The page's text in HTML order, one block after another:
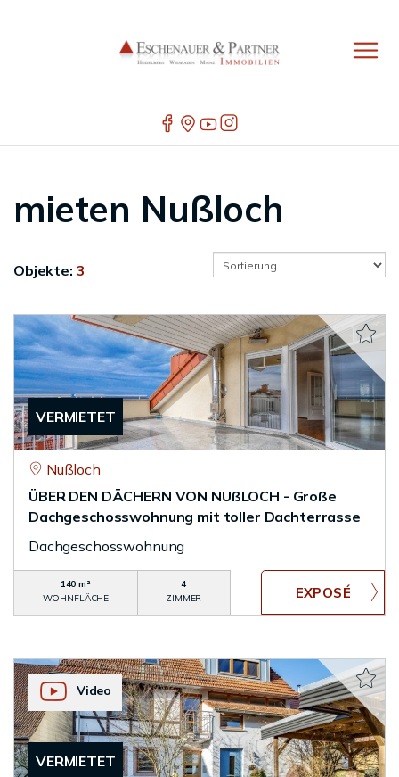
mieten Nußloch
Objekte: 3
VERMIETET
Nußloch
ÜBER DEN DÄCHERN VON NUßLOCH - Große
Dachgeschosswohnung mit toller Dachterrasse
Dachgeschosswohnung
140 m²
WOHNFLÄCHE
4
ZIMMER
VERMIETET
Video